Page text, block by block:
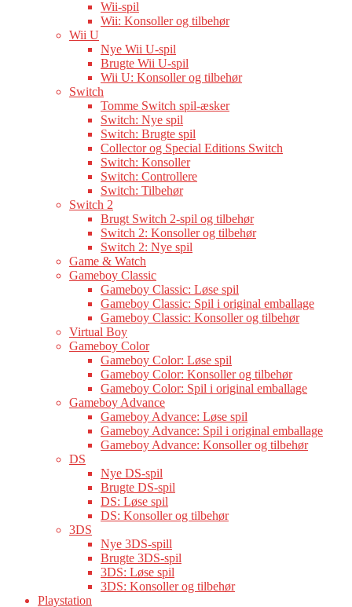
Wii-spil
Wii: Konsoller og tilbehør
Wii U
Nye Wii U-spil
Brugte Wii U-spil
Wii U: Konsoller og tilbehør
Switch
Tomme Switch spil-æsker
Switch: Nye spil
Switch: Brugte spil
Collector og Special Editions Switch
Switch: Konsoller
Switch: Controllere
Switch: Tilbehør
Switch 2
Brugt Switch 2-spil og tilbehør
Switch 2: Konsoller og tilbehør
Switch 2: Nye spil
Game & Watch
Gameboy Classic
Gameboy Classic: Løse spil
Gameboy Classic: Spil i original emballage
Gameboy Classic: Konsoller og tilbehør
Virtual Boy
Gameboy Color
Gameboy Color: Løse spil
Gameboy Color: Konsoller og tilbehør
Gameboy Color: Spil i original emballage
Gameboy Advance
Gameboy Advance: Løse spil
Gameboy Advance: Spil i original emballage
Gameboy Advance: Konsoller og tilbehør
DS
Nye DS-spil
Brugte DS-spil
DS: Løse spil
DS: Konsoller og tilbehør
3DS
Nye 3DS-spill
Brugte 3DS-spil
3DS: Løse spil
3DS: Konsoller og tilbehør
Playstation